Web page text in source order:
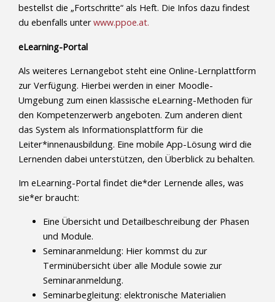
bestellst die „Fortschritte“ als Heft. Die Infos dazu findest
du ebenfalls unterwww.ppoe.at.
eLearning-Portal
Als weiteres Lernangebot steht eine Online-Lernplattform
zur Verfügung. Hierbei werden in einer Moodle-
Umgebung zum einen klassische eLearning-Methoden für
den Kompetenzerwerb angeboten. Zum anderen dient
das System als Informationsplattform für die
Leiter*innenausbildung. Eine mobile App-Lösung wird die
Lernenden dabei unterstützen, den Überblick zu behalten.
Im eLearning-Portal findet die*der Lernende alles, was
sie*er braucht:
Eine Übersicht und Detailbeschreibung der Phasen
und Module.
Seminaranmeldung: Hier kommst du zur
Terminübersicht über alle Module sowie zur
Seminaranmeldung.
Seminarbegleitung: elektronische Materialien